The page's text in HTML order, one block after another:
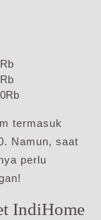
termasuk
Namun, saat
perlu
IndiHome